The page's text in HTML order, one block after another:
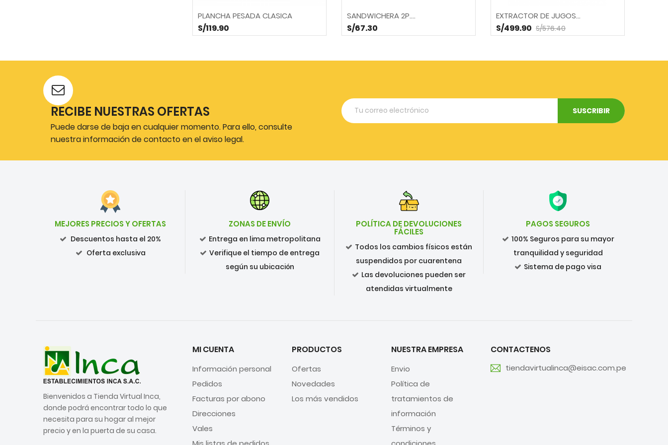
PLANCHA PESADA CLASICA
S/119.90
SANDWICHERA 2P....
S/67.30
EXTRACTOR DE JUGOS...
S/499.90 S/576.40
RECIBE NUESTRAS OFERTAS
Puede darse de baja en cualquier momento. Para ello, consulte
nuestra información de contacto en el aviso legal.
MEJORES PRECIOS Y OFERTAS
Descuentos hasta el 20%
Oferta exclusiva
ZONAS DE ENVÍO
Entrega en lima metropolitana
Verifique el tiempo de entrega
según su ubicación
POLÍTICA DE DEVOLUCIONES
FÁCILES
Todos los cambios físicos están
suspendidos por cuarentena
Las devoluciones pueden ser
atendidas virtualmente
PAGOS SEGUROS
100% Seguros para su mayor
tranquilidad y seguridad
Sistema de pago visa
Bienvenidos a Tienda Virtual Inca,
donde podrá encontrar todo lo que
necesita para su hogar al mejor
precio y en la puerta de su casa.
MI CUENTA
Información personal
Pedidos
Facturas por abono
Direcciones
Vales
PRODUCTOS
Ofertas
Novedades
Los más vendidos
NUESTRA EMPRESA
Envio
Política de
tratamientos de
información
Términos y
CONTACTENOS
tiendavirtualinca@eisac.com.pe